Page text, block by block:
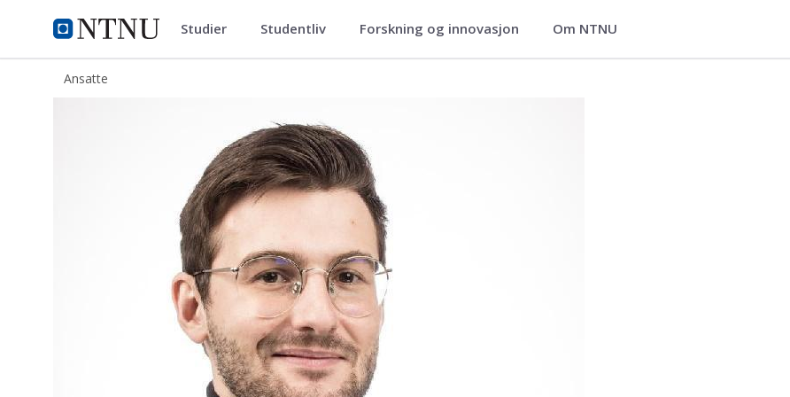
NTNU Hjemmeside
ntnu.no Studier Studentliv Forskning og innovasjon Om NTNU
Ansatte